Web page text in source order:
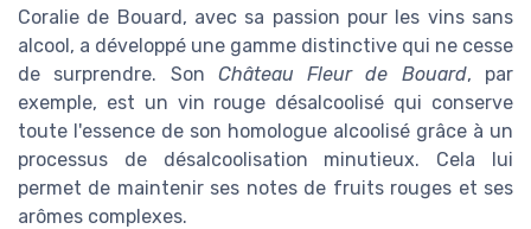
Coralie de Bouard, avec sa passion pour les vins sans
alcool, a développé une gamme distinctive qui ne cesse
de surprendre. Son Château Fleur de Bouard, par
exemple, est un vin rouge désalcoolisé qui conserve
toute l'essence de son homologue alcoolisé grâce à un
processus de désalcoolisation minutieux. Cela lui
permet de maintenir ses notes de fruits rouges et ses
arômes complexes.